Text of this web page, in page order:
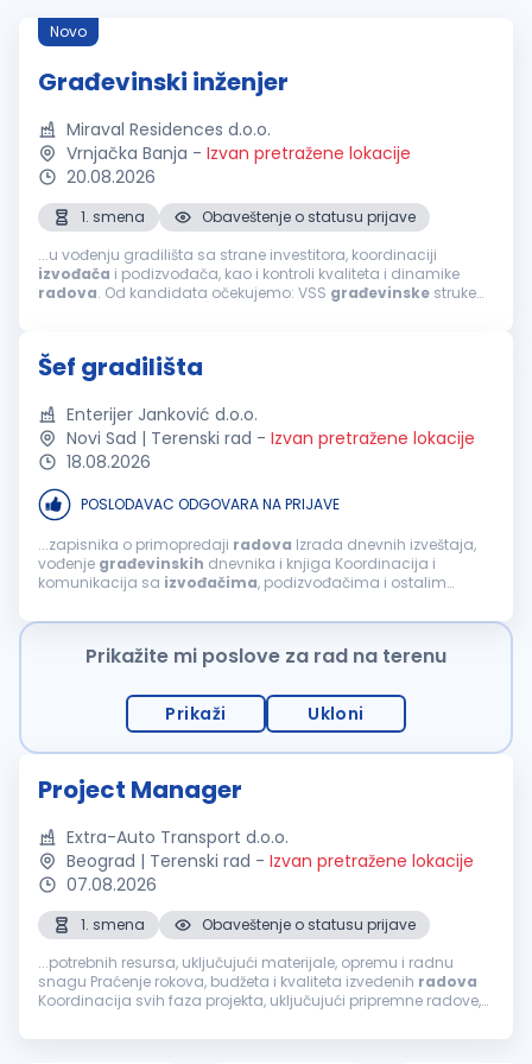
Novo
Građevinski inženjer
Miraval Residences d.o.o.
Vrnjačka Banja - Izvan pretražene lokacije
20.08.2026
1. smena
Obaveštenje o statusu prijave
...u vođenju gradilišta sa strane investitora, koordinaciji
izvođača i podizvođača, kao i kontroli kvaliteta i dinamike
radova
. Od kandidata očekujemo: VSS građevinske struke
Šef gradilišta
Enterijer Janković d.o.o.
Novi Sad | Terenski rad - Izvan pretražene lokacije
18.08.2026
POSLODAVAC ODGOVARA NA PRIJAVE
...zapisnika o primopredaji radova Izrada dnevnih izveštaja,
vođenje građevinskih dnevnika i knjiga Koordinacija i
komunikacija sa izvođačima, podizvođačima i ostalim
bezbednosti i zaštite na radu na gradilištu...
Prikažite mi poslove za rad na terenu
Prikaži Ukloni
Project Manager
Extra-Auto Transport d.o.o.
Beograd | Terenski rad - Izvan pretražene lokacije
07.08.2026
1. smena
Obaveštenje o statusu prijave
...potrebnih resursa, uključujući materijale, opremu i radnu
snagu Praćenje rokova, budžeta i kvaliteta izvedenih radova
Koordinacija svih faza projekta, uključujući pripremne radove,
podizvođača...